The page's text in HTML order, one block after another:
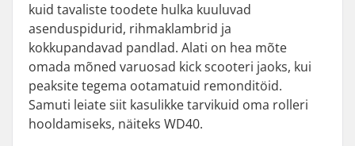
kuid tavaliste toodete hulka kuuluvad
asenduspidurid, rihmaklambrid ja
kokkupandavad pandlad. Alati on hea mõte
omada mõned varuosad kick scooteri jaoks, kui
peaksite tegema ootamatuid remonditöid.
Samuti leiate siit kasulikke tarvikuid oma rolleri
hooldamiseks, näiteks WD40.